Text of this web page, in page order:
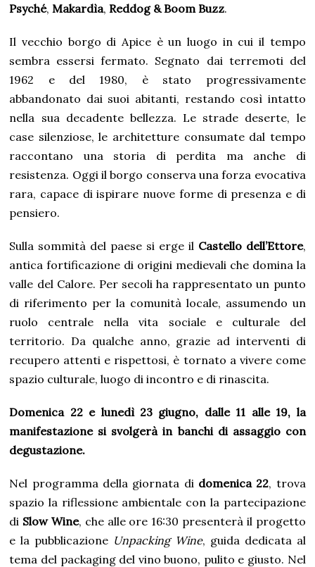
Psyché, Makardìa, Reddog & Boom Buzz.
Il vecchio borgo di Apice è un luogo in cui il tempo
sembra essersi fermato. Segnato dai terremoti del
1962 e del 1980, è stato progressivamente
abbandonato dai suoi abitanti, restando così intatto
nella sua decadente bellezza. Le strade deserte, le
case silenziose, le architetture consumate dal tempo
raccontano una storia di perdita ma anche di
resistenza. Oggi il borgo conserva una forza evocativa
rara, capace di ispirare nuove forme di presenza e di
pensiero.
Sulla sommità del paese si erge il Castello dell’Ettore,
antica fortificazione di origini medievali che domina la
valle del Calore. Per secoli ha rappresentato un punto
di riferimento per la comunità locale, assumendo un
ruolo centrale nella vita sociale e culturale del
territorio. Da qualche anno, grazie ad interventi di
recupero attenti e rispettosi, è tornato a vivere come
spazio culturale, luogo di incontro e di rinascita.
Domenica 22 e lunedì 23 giugno, dalle 11 alle 19, la
manifestazione si svolgerà in banchi di assaggio con
degustazione.
Nel programma della giornata di domenica 22, trova
spazio la riflessione ambientale con la partecipazione
di Slow Wine, che alle ore 16:30 presenterà il progetto
e la pubblicazione Unpacking Wine, guida dedicata al
tema del packaging del vino buono, pulito e giusto. Nel